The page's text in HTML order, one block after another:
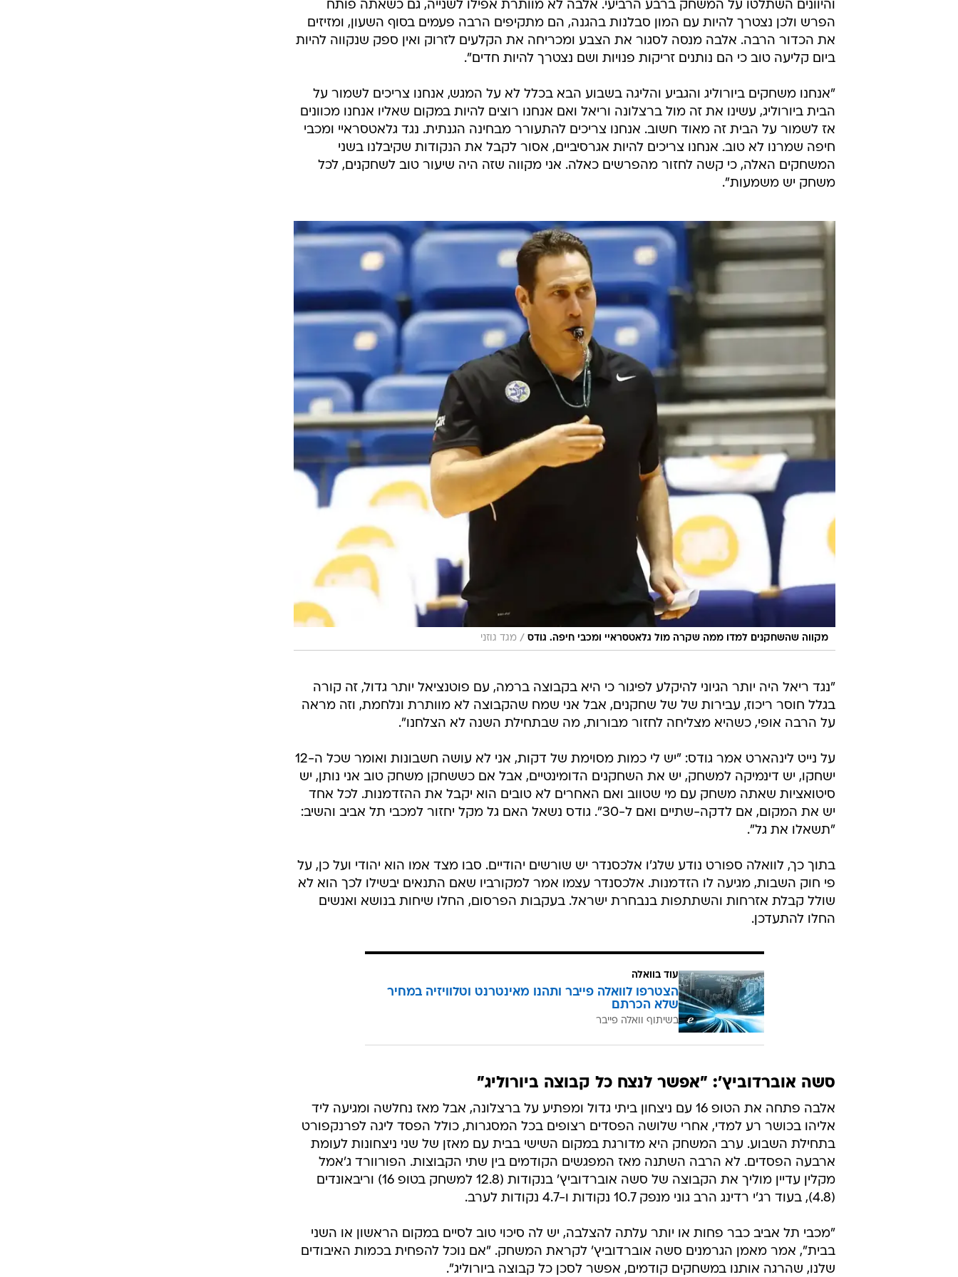
והיוונים השתלטו על המשחק ברבע הרביעי. אלבה לא מוותרת אפילו לשנייה, גם כשאתה פותח
הפרש ולכן נצטרך להיות עם המון סבלנות בהגנה, הם מתקיפים הרבה פעמים בסוף השעון, ומזיזים
את הכדור הרבה. אלבה מנסה לסגור את הצבע ומכריחה את הקלעים לזרוק ואין ספק שנקווה להיות
ביום קליעה טוב כי הם נותנים זריקות פנויות ושם נצטרך להיות חדים".
"אנחנו משחקים ביורוליג והגביע והליגה בשבוע הבא בכלל לא על המגש, אנחנו צריכים לשמור על
הבית ביורוליג, עשינו את זה מול ברצלונה וריאל ואם אנחנו רוצים להיות במקום שאליו אנחנו מכוונים
אז לשמור על הבית זה מאוד חשוב. אנחנו צריכים להתעורר מבחינה הגנתית. נגד גלאטסראיי ומכבי
חיפה שמרנו לא טוב. אנחנו צריכים להיות אגרסיביים, אסור לקבל את הנקודות שקיבלנו בשני
המשחקים האלה, כי קשה לחזור מהפרשים כאלה. אני מקווה שזה היה שיעור טוב לשחקנים, לכל
משחק יש משמעות".
מקווה שהשחקנים למדו ממה שקרה מול גלאטסראיי ומכבי חיפה. גודס / מגד גוזני
"נגד ריאל היה יותר הגיוני להיקלע לפיגור כי היא בקבוצה ברמה, עם פוטנציאל יותר גדול, זה קורה
בגלל חוסר ריכוז, עבירות של של שחקנים, אבל אני שמח שהקבוצה לא מוותרת ונלחמת, וזה מראה
על הרבה אופי, כשהיא מצליחה לחזור מבורות, מה שבתחילת השנה לא הצלחנו".
על נייט לינהארט אמר גודס: "יש לי כמות מסוימת של דקות, אני לא עושה חשבונות ואומר שכל ה-12
ישחקו, יש דינמיקה למשחק, יש את השחקנים הדומינטיים, אבל אם כששחקן משחק טוב אני נותן, יש
סיטואציות שאתה משחק עם מי שטווב ואם האחרים לא טובים הוא יקבל את ההזדמנות. לכל אחד
יש את המקום, אם לדקה-שתיים ואם ל-30". גודס נשאל האם גל מקל יחזור למכבי תל אביב והשיב:
"תשאלו את גל".
בתוך כך, לוואלה ספורט נודע שלג'ו אלכסנדר יש שורשים יהודיים. סבו מצד אמו הוא יהודי ועל כן, על
פי חוק השבות, מגיעה לו הזדמנות. אלכסנדר עצמו אמר למקורביו שאם התנאים יבשילו לכך הוא לא
שולל קבלת אזרחות והשתתפות בנבחרת ישראל. בעקבות הפרסום, החלו שיחות בנושא ואנשים
החלו להתעדכן.
עוד בוואלה
הצטרפו לוואלה פייבר ותהנו מאינטרנט וטלוויזיה במחיר
שלא הכרתם
בשיתוף וואלה פייבר
סשה אוברדוביץ': "אפשר לנצח כל קבוצה ביורוליג"
אלבה פתחה את הטופ 16 עם ניצחון ביתי גדול ומפתיע על ברצלונה, אבל מאז נחלשה ומגיעה ליד
אליהו בכושר רע למדי, אחרי שלושה הפסדים רצופים בכל המסגרות, כולל הפסד ליגה לפרנקפורט
בתחילת השבוע. ערב המשחק היא מדורגת במקום השישי בבית עם מאזן של שני ניצחונות לעומת
ארבעה הפסדים. לא הרבה השתנה מאז המפגשים הקודמים בין שתי הקבוצות. הפורוורד ג'אמל
מקלין עדיין מוליך את הקבוצה של סשה אוברדוביץ' בנקודות (12.8 למשחק בטופ 16) וריבאונדים
(4.8), בעוד רג'י רדינג הרב גוני מנפק 10.7 נקודות ו-4.7 נקודות לערב.
"מכבי תל אביב כבר פחות או יותר עלתה להצלבה, יש לה סיכוי טוב לסיים במקום הראשון או השני
בבית", אמר מאמן הגרמנים סשה אוברדוביץ' לקראת המשחק. "אם נוכל להפחית בכמות האיבודים
שלנו, שהרגה אותנו במשחקים קודמים, אפשר לסכן כל קבוצה ביורוליג".